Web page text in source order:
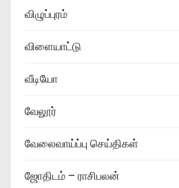
விழுப்புரம்
விளையாட்டு
வீடியோ
வேலூர்
வேலைவாய்ப்பு செய்திகள்
ஜோதிடம் – ராசிபலன்